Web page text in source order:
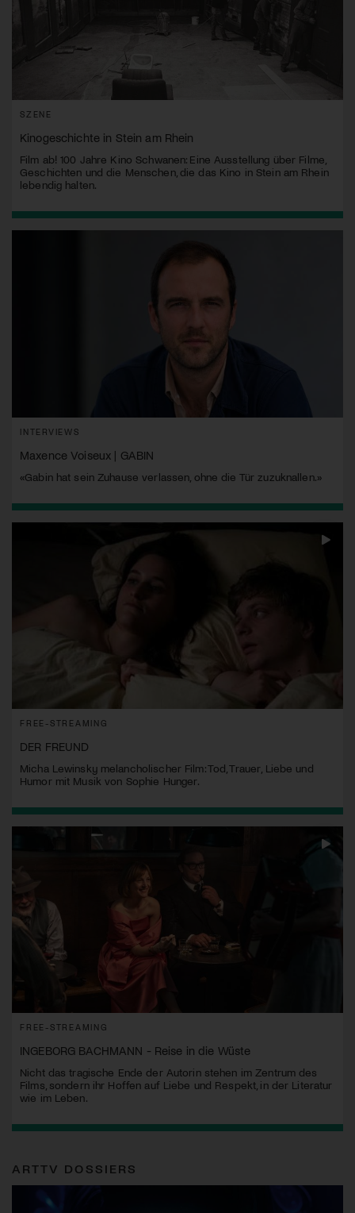
SZENE
Kinogeschichte in Stein am Rhein
Film ab! 100 Jahre Kino Schwanen: Eine Ausstellung über Filme,
Geschichten und die Menschen, die das Kino in Stein am Rhein
lebendig halten.
INTERVIEWS
Maxence Voiseux | GABIN
«Gabin hat sein Zuhause verlassen, ohne die Tür zuzuknallen.»
FREE-STREAMING
DER FREUND
Micha Lewinsky melancholischer Film: Tod, Trauer, Liebe und
Humor mit Musik von Sophie Hunger.
FREE-STREAMING
INGEBORG BACHMANN - Reise in die Wüste
Nicht das tragische Ende der Autorin stehen im Zentrum des
Films, sondern ihr Hoffen auf Liebe und Respekt, in der Literatur
wie im Leben.
ARTTV DOSSIERS